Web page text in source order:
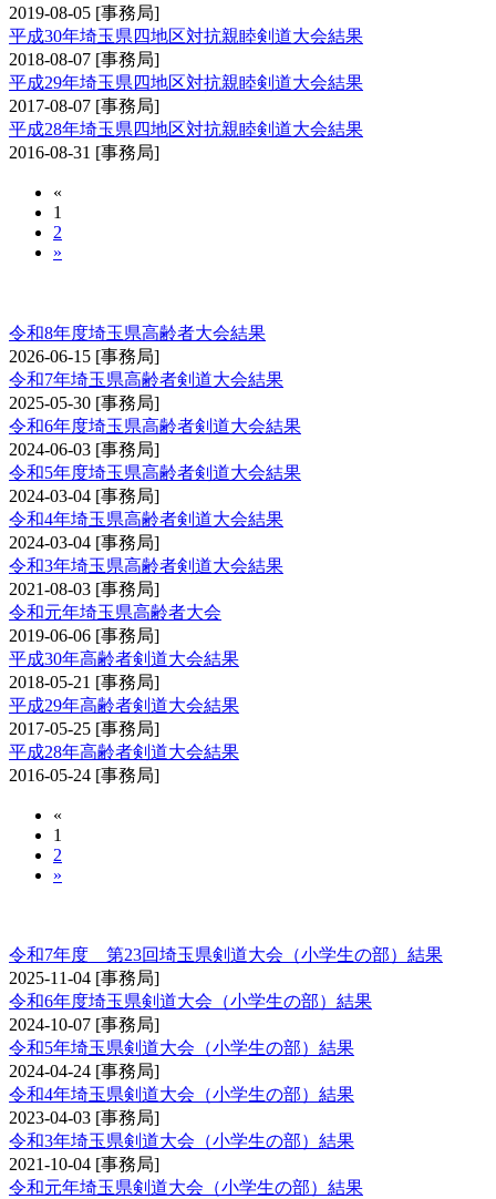
2019-08-05 [事務局]
平成30年埼玉県四地区対抗親睦剣道大会結果
2018-08-07 [事務局]
平成29年埼玉県四地区対抗親睦剣道大会結果
2017-08-07 [事務局]
平成28年埼玉県四地区対抗親睦剣道大会結果
2016-08-31 [事務局]
«
1
2
»
令和8年度埼玉県高齢者大会結果
2026-06-15 [事務局]
令和7年埼玉県高齢者剣道大会結果
2025-05-30 [事務局]
令和6年度埼玉県高齢者剣道大会結果
2024-06-03 [事務局]
令和5年度埼玉県高齢者剣道大会結果
2024-03-04 [事務局]
令和4年埼玉県高齢者剣道大会結果
2024-03-04 [事務局]
令和3年埼玉県高齢者剣道大会結果
2021-08-03 [事務局]
令和元年埼玉県高齢者大会
2019-06-06 [事務局]
平成30年高齢者剣道大会結果
2018-05-21 [事務局]
平成29年高齢者剣道大会結果
2017-05-25 [事務局]
平成28年高齢者剣道大会結果
2016-05-24 [事務局]
«
1
2
»
令和7年度 第23回埼玉県剣道大会（小学生の部）結果
2025-11-04 [事務局]
令和6年度埼玉県剣道大会（小学生の部）結果
2024-10-07 [事務局]
令和5年埼玉県剣道大会（小学生の部）結果
2024-04-24 [事務局]
令和4年埼玉県剣道大会（小学生の部）結果
2023-04-03 [事務局]
令和3年埼玉県剣道大会（小学生の部）結果
2021-10-04 [事務局]
令和元年埼玉県剣道大会（小学生の部）結果